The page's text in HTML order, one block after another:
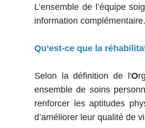
L’ensemble de l’équipe
information complémentaire.
Qu’est-ce que la
Selon la définition de l'O
ensemble de soins
renforcer les aptitudes
d’améliorer leur qualité de